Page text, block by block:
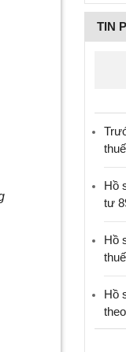
TIN
Hồ
tư
Hồ
Hồ